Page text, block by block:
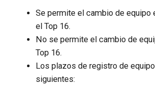
Se permite el cambio de equipo
el Top 16.
No se permite el cambio de
Top 16.
Los plazos de registro de
siguientes: